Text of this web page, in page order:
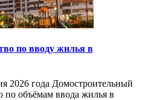
по вводу жилья в
2026 года Домостроительный
по объёмам ввода жилья в